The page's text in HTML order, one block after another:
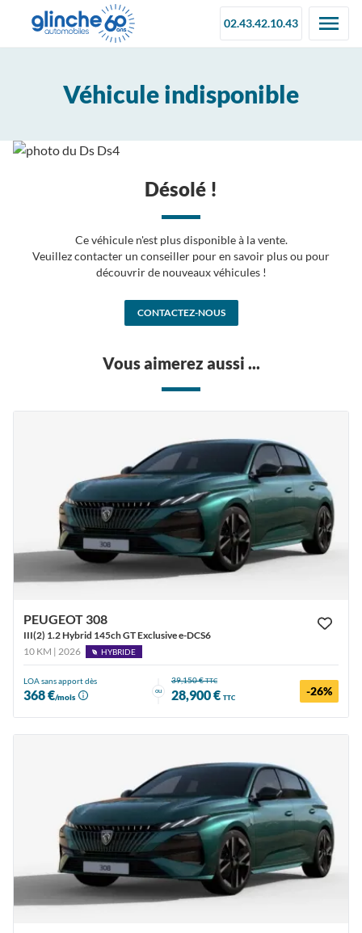
02.43.42.10.43
Véhicule indisponible
Désolé !
Ce véhicule n'est plus disponible à la vente.
Veuillez contacter un conseiller pour en savoir plus ou pour
découvrir de nouveaux véhicules !
CONTACTEZ-NOUS
Vous aimerez aussi ...
PEUGEOT 308
III(2) 1.2 Hybrid 145ch GT Exclusive e-DCS6
10 KM | 2026
HYBRIDE
LOA sans apport dès
368 €/mois
ou
39,150 €TTC
28,900 € TTC -26%